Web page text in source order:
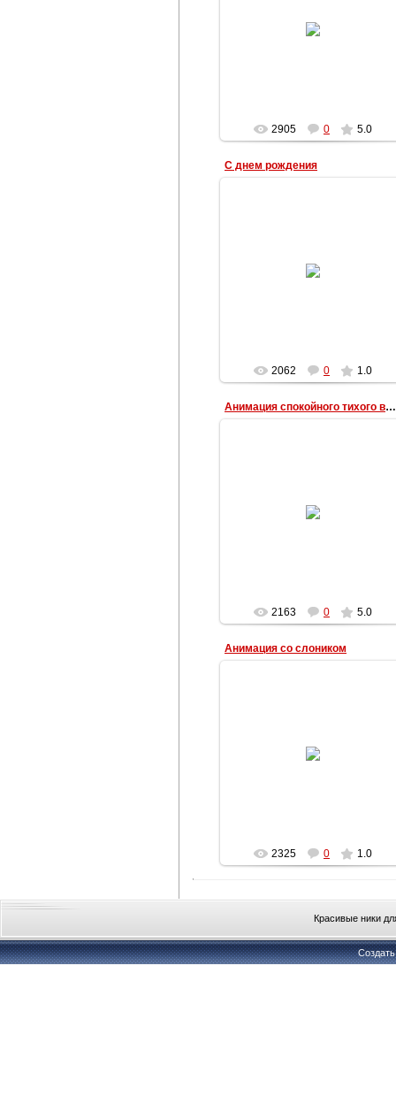
Анимация со стихом: ты где-то
здесь со мной
2905 0 5.0
С днем рождения
Анимация с розами с днем
рождения
2062 0 1.0
Анимация спокойного тихого вечера
Анимация с луной и надписью:
спокойного вечера
2163 0 5.0
Анимация со слоником
Анимация с добрым утром со
слоником
2325 0 1.0
Красивые ники